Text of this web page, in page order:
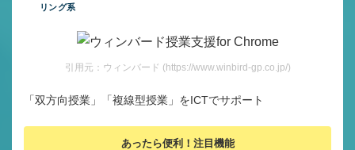
リング系
引用元：ウィンバード (https://www.winbird-gp.co.jp/)
「双方向授業」「複線型授業」をICTでサポート
あったら便利！注目機能